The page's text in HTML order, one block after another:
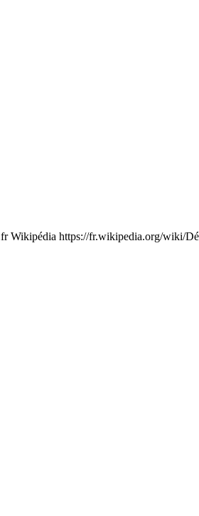
Wikipédia https://fr.wikipedia.org/wiki/